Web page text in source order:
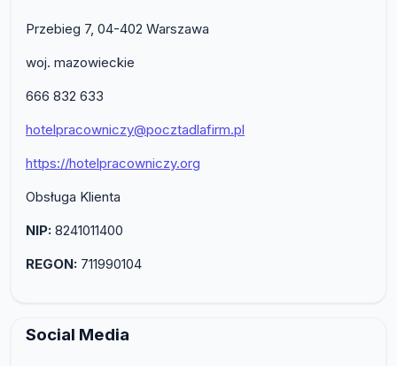
Przebieg 7, 04-402 Warszawa
woj. mazowieckie
666 832 633
hotelpracowniczy@pocztadlafirm.pl
https://hotelpracowniczy.org
Obsługa Klienta
NIP: 8241011400
REGON: 711990104
Social Media